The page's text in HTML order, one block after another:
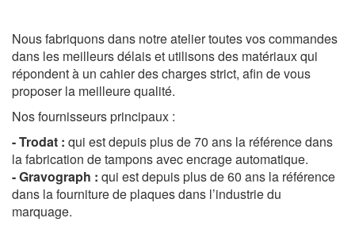
Nous fabriquons dans notre atelier toutes vos commandes
dans les meilleurs délais et utilisons des matériaux qui
répondent à un cahier des charges strict, afin de vous
proposer la meilleure qualité.
Nos fournisseurs principaux :
- Trodat : qui est depuis plus de 70 ans la référence dans
la fabrication de tampons avec encrage automatique.
- Gravograph : qui est depuis plus de 60 ans la référence
dans la fourniture de plaques dans l’industrie du
marquage.